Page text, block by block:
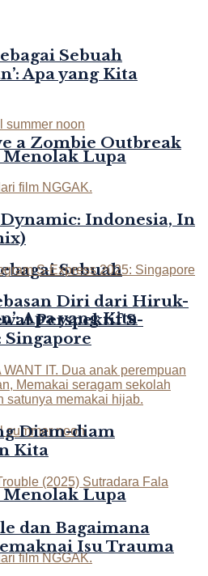
a Zombie Outbreak
Sebuah
Apa yang Kita
Lupa
Sebuah
Apa yang Kita
Lupa
Indonesia, In
Diri dari Hiruk-
Perspektif S-
Singapore
Diam-diam
Kita
dan Bagaimana
Isu Trauma